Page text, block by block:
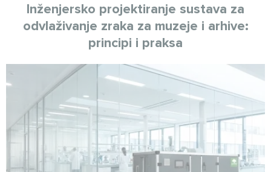
Inženjersko projektiranje sustava za
odvlaživanje zraka za muzeje i arhive:
principi i praksa